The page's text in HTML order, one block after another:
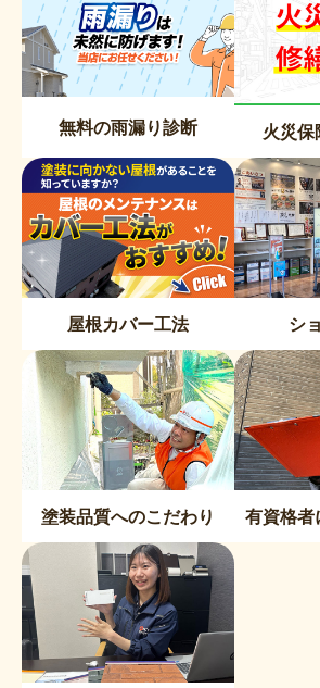
無料の雨漏り診断 火災保
屋根カバー工法 シ
塗装品質へのこだわり 有資格者